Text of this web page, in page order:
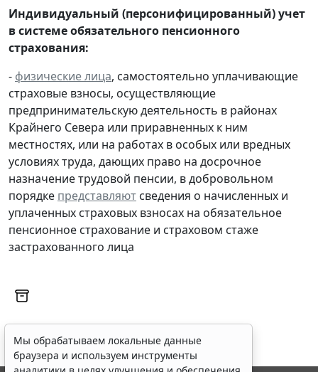
Индивидуальный (персонифицированный) учет
в системе обязательного пенсионного
страхования:
- физические лица, самостоятельно уплачивающие
страховые взносы, осуществляющие
предпринимательскую деятельность в районах
Крайнего Севера или приравненных к ним
местностях, или на работах в особых или вредных
условиях труда, дающих право на досрочное
назначение трудовой пенсии, в добровольном
порядке представляют сведения о начисленных и
уплаченных страховых взносах на обязательное
пенсионное страхование и страховом стаже
застрахованного лица
Мы обрабатываем локальные данные
браузера и используем инструменты